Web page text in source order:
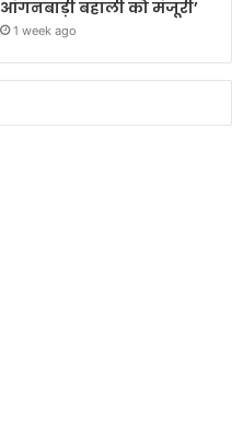
आंगनबाड़ी बहाली को मंजूरी’
1 week ago